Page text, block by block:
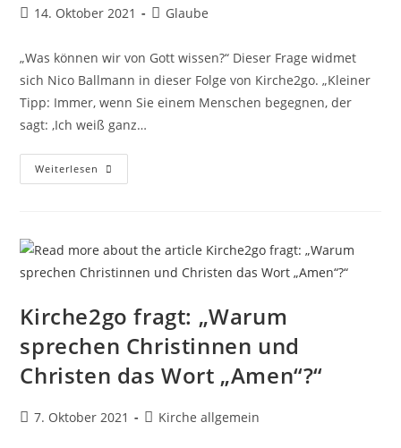
Beitrag
14. Oktober 2021
Beitrags-
Glaube
„Was können wir von Gott wissen?“ Dieser Frage widmet
sich Nico Ballmann in dieser Folge von Kirche2go. „Kleiner
Tipp: Immer, wenn Sie einem Menschen begegnen, der
sagt: ‚Ich weiß ganz…
Weiterlesen Kirche2go
Fragt:
Gott
Wissen?“
Kirche2go fragt: „Warum
sprechen Christinnen und
Christen das Wort „Amen“?“
Beitrag
7. Oktober 2021
Beitrags-
Kirche allgemein